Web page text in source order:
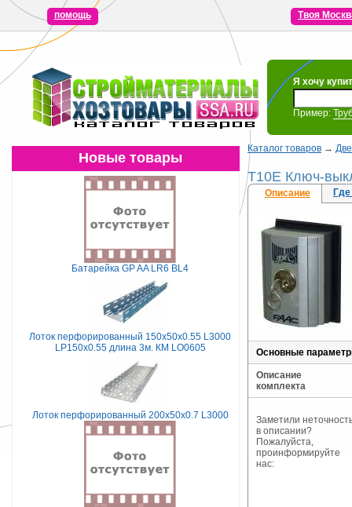
помощь Твоя
Я хочу
Пример:
Новые товары
Батарейка GP AA LR6 BL4
Лоток перфорированный 150х50х0.55 L3000
LP150х0.55 длина 3м. КМ LO0605
Лоток перфорированный 200х50х0.7 L3000
Каталог товаров →
T10E Ключ-
Описание
Основные
Описание
комплекта
Заметили
в описании?
Пожалуйста,
проинформируйте
нас: